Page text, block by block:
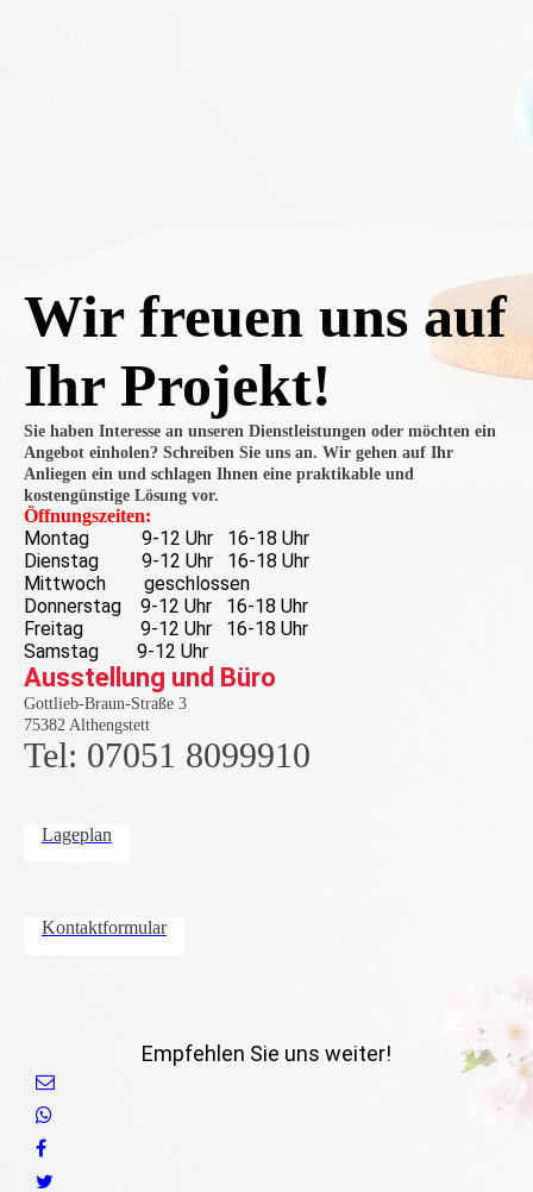
Wir freuen uns auf
Ihr Projekt!
Sie haben Interesse an unseren Dienstleistungen oder möchten ein
Angebot einholen? Schreiben Sie uns an. Wir gehen auf Ihr
Anliegen ein und schlagen Ihnen eine praktikable und
kostengünstige Lösung vor.
Öffnungszeiten:
Montag 9-12 Uhr 16-18 Uhr
Dienstag 9-12 Uhr 16-18 Uhr
Mittwoch geschlossen
Donnerstag 9-12 Uhr 16-18 Uhr
Freitag 9-12 Uhr 16-18 Uhr
Samstag 9-12 Uhr
Ausstellung und Büro
Gottlieb-Braun-Straße 3
75382 Althengstett
Tel: 07051 8099910
Lageplan
Kontaktformular
Empfehlen Sie uns weiter!